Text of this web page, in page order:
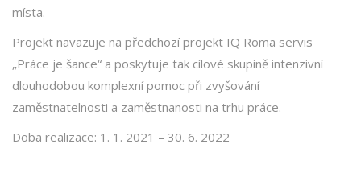
místa.
Projekt navazuje na předchozí projekt IQ Roma servis
„Práce je šance“ a poskytuje tak cílové skupině intenzivní
dlouhodobou komplexní pomoc při zvyšování
zaměstnatelnosti a zaměstnanosti na trhu práce.
Doba realizace: 1. 1. 2021 – 30. 6. 2022